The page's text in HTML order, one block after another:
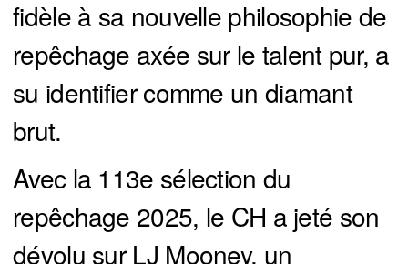
fidèle à sa nouvelle philosophie de
repêchage axée sur le talent pur, a
su identifier comme un diamant
brut.
Avec la 113e sélection du
repêchage 2025, le CH a jeté son
dévolu sur LJ Mooney, un